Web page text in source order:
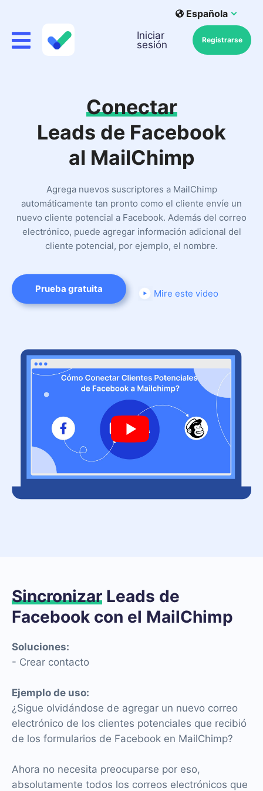
Española
Iniciar
sesión
Registrarse
Conectar
Leads de Facebook
al MailChimp
Agrega nuevos suscriptores a MailChimp
automáticamente tan pronto como el cliente envíe un
nuevo cliente potencial a Facebook. Además del correo
electrónico, puede agregar información adicional del
cliente potencial, por ejemplo, el nombre.
Prueba gratuita Mire este video
Sincronizar Leads de
Facebook con el MailChimp
Soluciones:
- Crear contacto
Ejemplo de uso:
¿Sigue olvidándose de agregar un nuevo correo
electrónico de los clientes potenciales que recibió
de los formularios de Facebook en MailChimp?
Ahora no necesita preocuparse por eso,
absolutamente todos los correos electrónicos que